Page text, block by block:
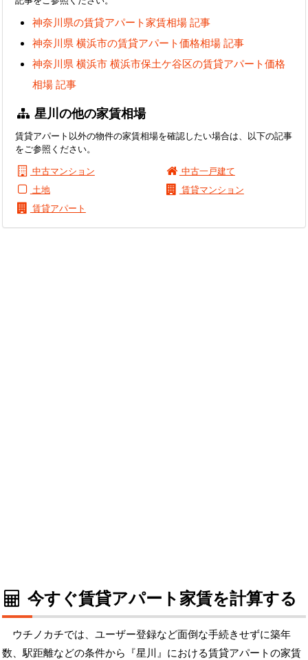
神奈川県の賃貸アパート家賃相場 記事
神奈川県 横浜市の賃貸アパート価格相場 記事
神奈川県 横浜市 横浜市保土ケ谷区の賃貸アパート価格
相場 記事
星川の他の家賃相場
賃貸アパート以外の物件の家賃相場を確認したい場合は、以下の記事
をご参照ください。
中古マンション
中古一戸建て
土地
賃貸マンション
賃貸アパート
今すぐ賃貸アパート家賃を計算する
ウチノカチでは、ユーザー登録など面倒な手続きせずに築年
数、駅距離などの条件から『星川』における賃貸アパートの家賃